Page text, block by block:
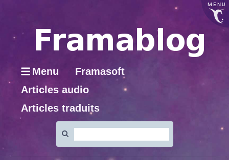
MENU
Menu
Framasoft
Articles audio
Articles traduits
: